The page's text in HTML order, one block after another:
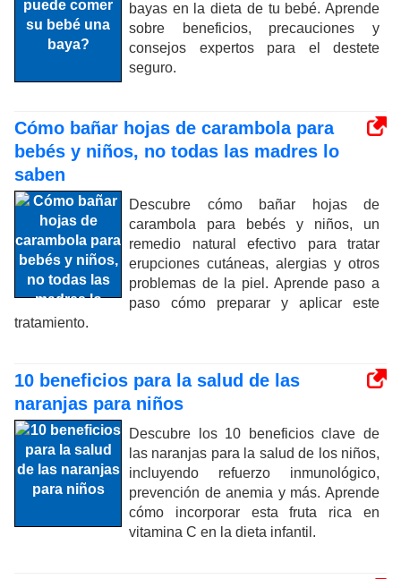
bayas en la dieta de tu bebé. Aprende
sobre beneficios, precauciones y
consejos expertos para el destete
seguro.
Cómo bañar hojas de carambola para
bebés y niños, no todas las madres lo
saben
Descubre cómo bañar hojas de
carambola para bebés y niños, un
remedio natural efectivo para tratar
erupciones cutáneas, alergias y otros
problemas de la piel. Aprende paso a
paso cómo preparar y aplicar este
tratamiento.
10 beneficios para la salud de las
naranjas para niños
Descubre los 10 beneficios clave de
las naranjas para la salud de los niños,
incluyendo refuerzo inmunológico,
prevención de anemia y más. Aprende
cómo incorporar esta fruta rica en
vitamina C en la dieta infantil.